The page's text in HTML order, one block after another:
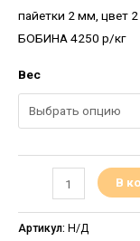
пайетки 2 мм, цвет
БОБИНА 4250 р/кг
Вес
В
Артикул: Н/Д